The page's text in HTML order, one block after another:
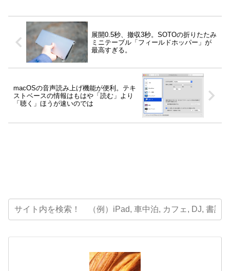
展開0.5秒、撤収3秒。SOTOの折りたたみ
ミニテーブル「フィールドホッパー」が
最高すぎる。
macOSの音声読み上げ機能が便利。テキ
ストベースの情報はもはや「読む」より
「聴く」ほうが速いのでは